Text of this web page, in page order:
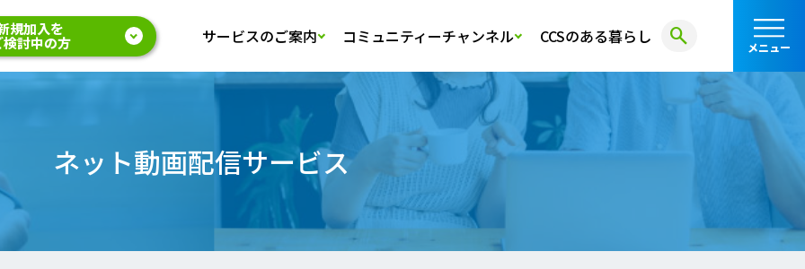
規加入を
検討中の方 サービスのご案内 コミュニティーチャンネル CCSのある暮らし search メニュー
ネット動画配信サービス